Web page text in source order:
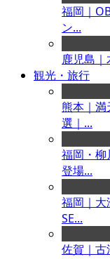
福岡｜
ン...
鹿児島
観光・旅行
熊本｜
選｜...
福岡・柳
登場...
福岡｜大
SE...
佐賀｜古